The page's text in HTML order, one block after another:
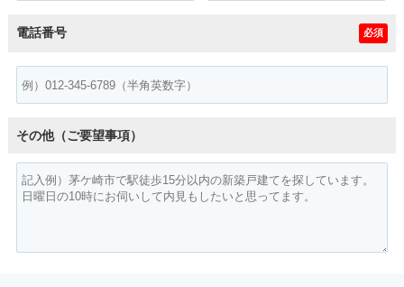
電話番号 必須
その他（ご要望事項）